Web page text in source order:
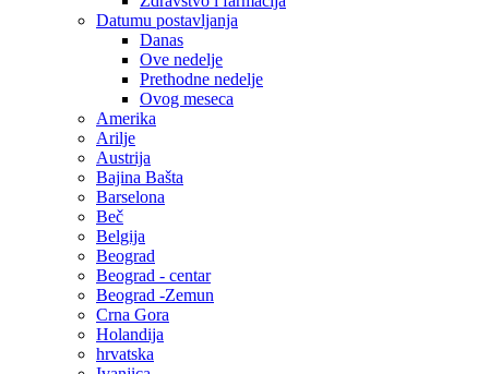
Datumu postavljanja
Danas
Ove nedelje
Prethodne nedelje
Ovog meseca
Amerika
Arilje
Austrija
Bajina Bašta
Barselona
Beč
Belgija
Beograd
Beograd - centar
Beograd -Zemun
Crna Gora
Holandija
hrvatska